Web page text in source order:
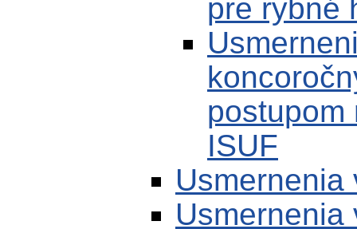
pre rybné
ISUF
Usmernenia
Usmernenia